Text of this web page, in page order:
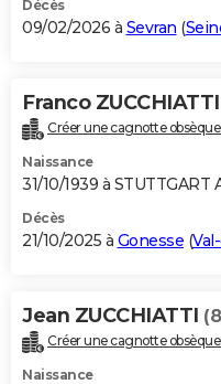
S'inscrire
Se connecter
Lycées
Collèges
Primaires
Universités
Entreprises
Service militaire
Avis de recherche
AVIS DE DÉCÈS
Bricolage
Lifestyle
Culture
Sport
Auto
Television
Voyage
Cinema
Décès
09/02/2026 à Sevran (
Franco ZUCCHIATTI
Créer une cagnotte
Naissance
31/10/1939 à STUTTGART
Décès
21/10/2025 à Gonesse (
Jean ZUCCHIATTI
Créer une cagnotte
Naissance